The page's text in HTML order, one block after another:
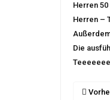
Herren 50
Herren –
Die